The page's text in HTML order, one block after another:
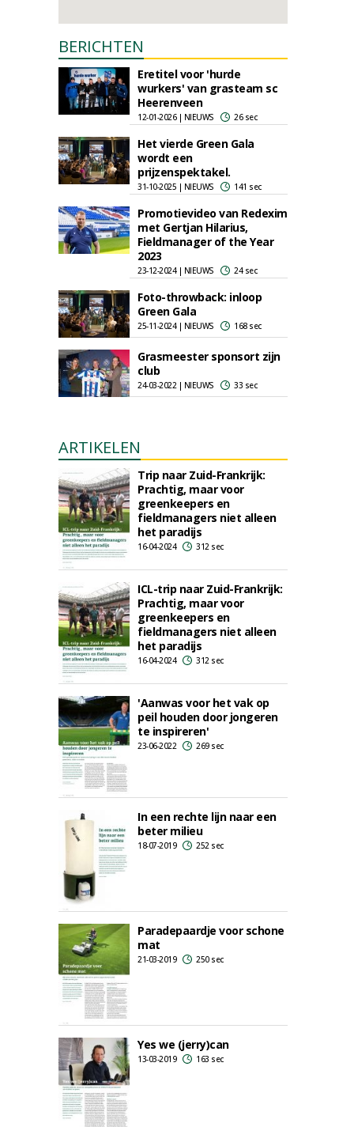
BERICHTEN
Eretitel voor 'hurde
wurkers' van grasteam sc
Heerenveen
12-01-2026 | NIEUWS 26 sec
Het vierde Green Gala
wordt een
prijzenspektakel.
31-10-2025 | NIEUWS 141 sec
Promotievideo van Redexim
met Gertjan Hilarius,
Fieldmanager of the Year
2023
23-12-2024 | NIEUWS 24 sec
Foto-throwback: inloop
Green Gala
25-11-2024 | NIEUWS 168 sec
Grasmeester sponsort zijn
club
24-03-2022 | NIEUWS 33 sec
ARTIKELEN
Trip naar Zuid-Frankrijk:
Prachtig, maar voor
greenkeepers en
fieldmanagers niet alleen
het paradijs
16-04-2024 312 sec
ICL-trip naar Zuid-Frankrijk:
Prachtig, maar voor
greenkeepers en
fieldmanagers niet alleen
het paradijs
16-04-2024 312 sec
'Aanwas voor het vak op
peil houden door jongeren
te inspireren'
23-06-2022 269 sec
In een rechte lijn naar een
beter milieu
18-07-2019 252 sec
Paradepaardje voor schone
mat
21-03-2019 250 sec
Yes we (jerry)can
13-03-2019 163 sec